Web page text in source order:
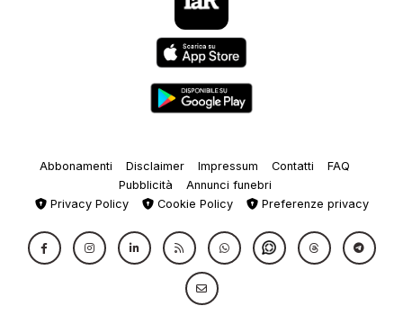
Abbonamenti Disclaimer Impressum Contatti
FAQ
Pubblicità
Annunci funebri
Privacy Policy
Cookie Policy Preferenze privacy